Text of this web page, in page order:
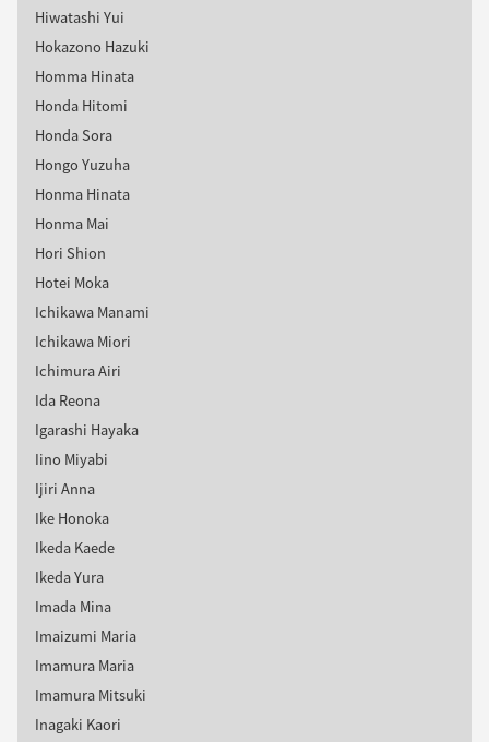
Hiwatashi Yui
Hokazono Hazuki
Homma Hinata
Honda Hitomi
Honda Sora
Hongo Yuzuha
Honma Hinata
Honma Mai
Hori Shion
Hotei Moka
Ichikawa Manami
Ichikawa Miori
Ichimura Airi
Ida Reona
Igarashi Hayaka
Iino Miyabi
Ijiri Anna
Ike Honoka
Ikeda Kaede
Ikeda Yura
Imada Mina
Imaizumi Maria
Imamura Maria
Imamura Mitsuki
Inagaki Kaori